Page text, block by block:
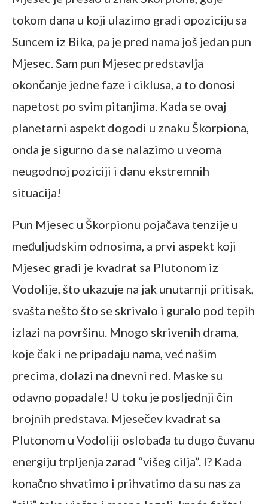
tokom dana u koji ulazimo gradi opoziciju sa
Suncem iz Bika, pa je pred nama još jedan pun
Mjesec. Sam pun Mjesec predstavlja
okončanje jedne faze i ciklusa, a to donosi
napetost po svim pitanjima. Kada se ovaj
planetarni aspekt dogodi u znaku Škorpiona,
onda je sigurno da se nalazimo u veoma
neugodnoj poziciji i danu ekstremnih
situacija!
Pun Mjesec u Škorpionu pojačava tenzije u
međuljudskim odnosima, a prvi aspekt koji
Mjesec gradi je kvadrat sa Plutonom iz
Vodolije, što ukazuje na jak unutarnji pritisak,
svašta nešto što se skrivalo i guralo pod tepih
izlazi na površinu. Mnogo skrivenih drama,
koje čak i ne pripadaju nama, već našim
precima, dolazi na dnevni red. Maske su
odavno popadale! U toku je posljednji čin
brojnih predstava. Mjesečev kvadrat sa
Plutonom u Vodoliji oslobađa tu dugo čuvanu
energiju trpljenja zarad “višeg cilja”. I? Kada
konačno shvatimo i prihvatimo da su nas za